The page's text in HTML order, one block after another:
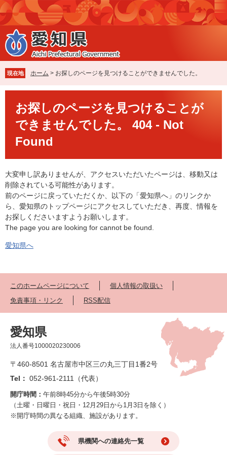
ペ
ー
ジ
の
先
で
す
。
メ
ニ
ュ
ー
を
ば
し
て
現在地 ホーム > お探しのページを見つけることができませんでした。
お探しのページを見つけることが
できませんでした。 404 - Not
Found
大変申し訳ありませんが、アクセスいただいたページは、移動又は
削除されている可能性があります。
前のページに戻っていただくか、以下の「愛知県へ」のリンクか
ら、愛知県のトップページにアクセスしていただき、再度、情報を
お探しくださいますようお願いします。
The page you are looking for cannot be found.
愛知県へ
このホームページについて
個人情報の取扱い
免責事項・リンク
RSS配信
愛知県
法人番号1000020230006
〒460-8501 名古屋市中区三の丸三丁目1番2号
Tel： 052-961-2111（代表）
開庁時間： 午前8時45分から午後5時30分
（土曜・日曜日・祝日・12月29日から1月3日を除く）
※開庁時間の異なる組織、施設があります。
県機関への連絡先一覧